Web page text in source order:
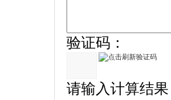
验证码：
请输入计算结果（